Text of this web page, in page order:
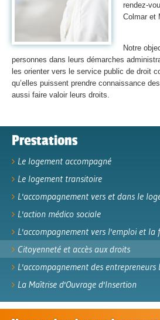
rendez-
Colmar et
Notre
personnes dans leurs démarches
les orienter vers le service public de droit
qu’elles puissent prendre connaissance
aussi faire valoir leurs droits.
Prestations
Le logement accompagné
Le logement transitoire
L'accompagnement vers et dans le
L'action médico sociale
L'accompagnement vers l'emploi et la
Citoyenneté et accès aux droits
L'accompagnement des entrepreneurs
La Maîtrise d'Ouvrage d'Insertion